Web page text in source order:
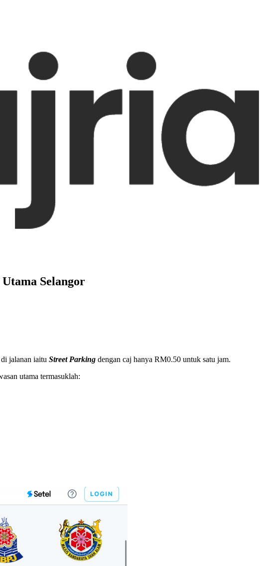
Selangor
jalanan iaitu Street Parking dengan caj hanya RM0.50 untuk satu jam.
utama termasuklah: